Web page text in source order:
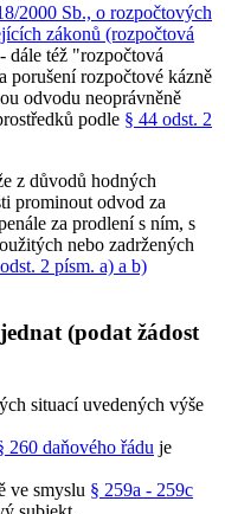
2000 Sb., o rozpočtových
zákonů (rozpočtová
- dále též "rozpočtová
porušení rozpočtové kázně
odvodu neoprávněně
podle § 44 odst. 2
z důvodů hodných
prominout odvod za
za prodlení s ním, s
nebo zadržených
2 písm. a) a b)
(podat žádost
situací uvedených výše
260 daňového řádu je
ve smyslu § 259a - 259c